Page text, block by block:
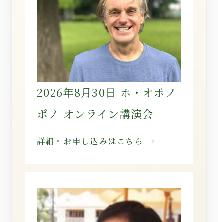
2026年8月30日 ホ・オポノ
ポノ オンライン講演会
詳細・お申し込みはこちら →